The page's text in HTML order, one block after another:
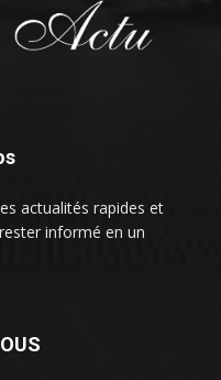
actualités rapides et
informé en un